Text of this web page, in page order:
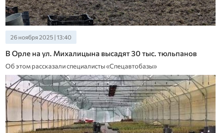
26 ноября 2025 | 13:40
В Орле на ул. Михалицына высадят 30 тыс. тюльпанов
Об этом рассказали специалисты «Спецавтобазы»